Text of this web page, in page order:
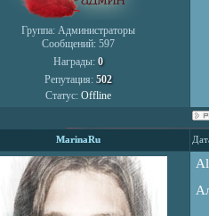
Группа: Администраторы
Сообщений: 597
Награды: 0
Репутация: 502
Статус: Offline
MarinaRu